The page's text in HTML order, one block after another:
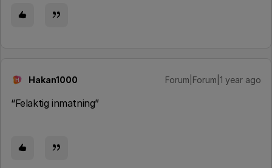
H Hakan1000 Forum|Forum|1 year ago
“Felaktig inmatning”